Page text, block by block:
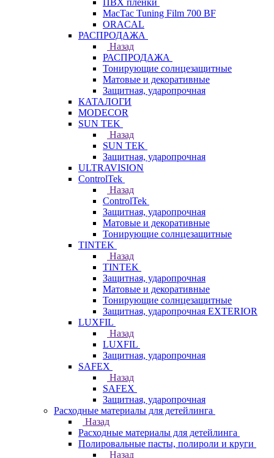
ПВХ пленки
MacTac Tuning Film 700 BF
ORACAL
РАСПРОДАЖА
Назад
РАСПРОДАЖА
Тонирующие солнцезащитные
Матовые и декоративные
Защитная, ударопрочная
КАТАЛОГИ
MODECOR
SUN TEK
Назад
SUN TEK
Защитная, ударопрочная
ULTRAVISION
ControlTek
Назад
ControlTek
Защитная, ударопрочная
Матовые и декоративные
Тонирующие солнцезащитные
TINTEK
Назад
TINTEK
Защитная, ударопрочная
Матовые и декоративные
Тонирующие солнцезащитные
Защитная, ударопрочная EXTERIOR
LUXFIL
Назад
LUXFIL
Защитная, ударопрочная
SAFEX
Назад
SAFEX
Защитная, ударопрочная
Расходные материалы для детейлинга
Назад
Расходные материалы для детейлинга
Полировальные пасты, полироли и круги
Назад